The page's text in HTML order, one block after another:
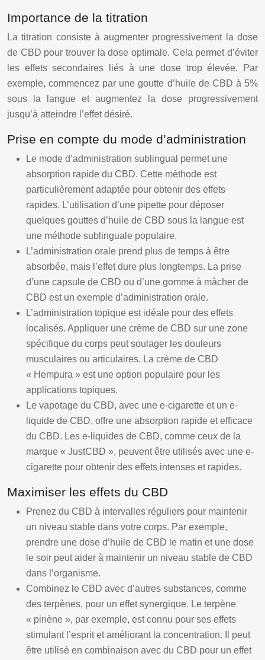
Importance de la titration
La titration consiste à augmenter progressivement la dose
de CBD pour trouver la dose optimale. Cela permet d’éviter
les effets secondaires liés à une dose trop élevée. Par
exemple, commencez par une goutte d’huile de CBD à 5%
sous la langue et augmentez la dose progressivement
jusqu’à atteindre l’effet désiré.
Prise en compte du mode d’administration
Le mode d’administration sublingual permet une
absorption rapide du CBD. Cette méthode est
particulièrement adaptée pour obtenir des effets
rapides. L’utilisation d’une pipette pour déposer
quelques gouttes d’huile de CBD sous la langue est
une méthode sublinguale populaire.
L’administration orale prend plus de temps à être
absorbée, mais l’effet dure plus longtemps. La prise
d’une capsule de CBD ou d’une gomme à mâcher de
CBD est un exemple d’administration orale.
L’administration topique est idéale pour des effets
localisés. Appliquer une crème de CBD sur une zone
spécifique du corps peut soulager les douleurs
musculaires ou articulaires. La crème de CBD
« Hempura » est une option populaire pour les
applications topiques.
Le vapotage du CBD, avec une e-cigarette et un e-
liquide de CBD, offre une absorption rapide et efficace
du CBD. Les e-liquides de CBD, comme ceux de la
marque « JustCBD », peuvent être utilisés avec une e-
cigarette pour obtenir des effets intenses et rapides.
Maximiser les effets du CBD
Prenez du CBD à intervalles réguliers pour maintenir
un niveau stable dans votre corps. Par exemple,
prendre une dose d’huile de CBD le matin et une dose
le soir peut aider à maintenir un niveau stable de CBD
dans l’organisme.
Combinez le CBD avec d’autres substances, comme
des terpènes, pour un effet synergique. Le terpène
« pinène », par exemple, est connu pour ses effets
stimulant l’esprit et améliorant la concentration. Il peut
être utilisé en combinaison avec du CBD pour un effet